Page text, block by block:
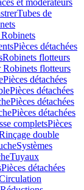
et modérateurs
Tubes de
Pièces détachées
Robinets flotteurs
Robinets flotteurs
Pièces détachées
Pièces détachées
Pièces détachées
Pièces détachées
completsPièces
double
Systèmes
Tuyaux
Pièces détachées